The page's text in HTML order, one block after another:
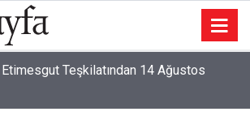
korsan otoparkçılık yapan değnekçilere